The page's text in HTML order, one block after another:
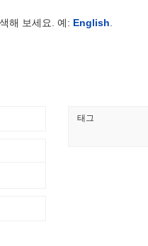
?
의 상승을 기록한 전체 암호화폐 시
나타냅니다.
US REGULATORS
업 AZ-COM 마루와가 엔
해 보세요. 예: English
태그